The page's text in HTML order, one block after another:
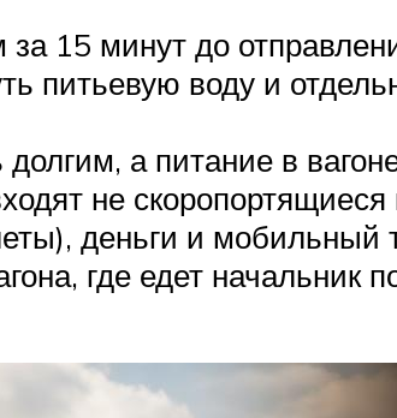
за 15 минут до
питьевую воду и
а питание в
не
деньги и мобильный
где едет начальник